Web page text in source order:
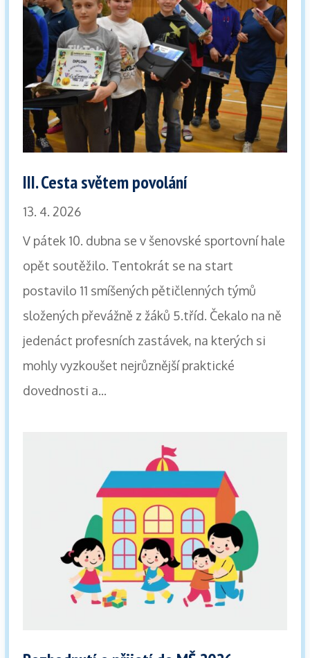
III. Cesta světem povolání
13. 4. 2026
V pátek 10. dubna se v šenovské sportovní hale
opět soutěžilo. Tentokrát se na start
postavilo 11 smíšených pětičlenných týmů
složených převážně z žáků 5.tříd. Čekalo na ně
jedenáct profesních zastávek, na kterých si
mohly vyzkoušet nejrůznější praktické
dovednosti a...